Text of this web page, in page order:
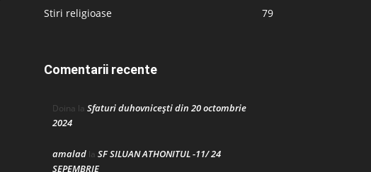
Stiri religioase
79
Comentarii recente
Doina la Sfaturi duhovnicești din 20 octombrie
2024
amalad la SF SILUAN ATHONITUL -11/ 24
SEPEMBRIE